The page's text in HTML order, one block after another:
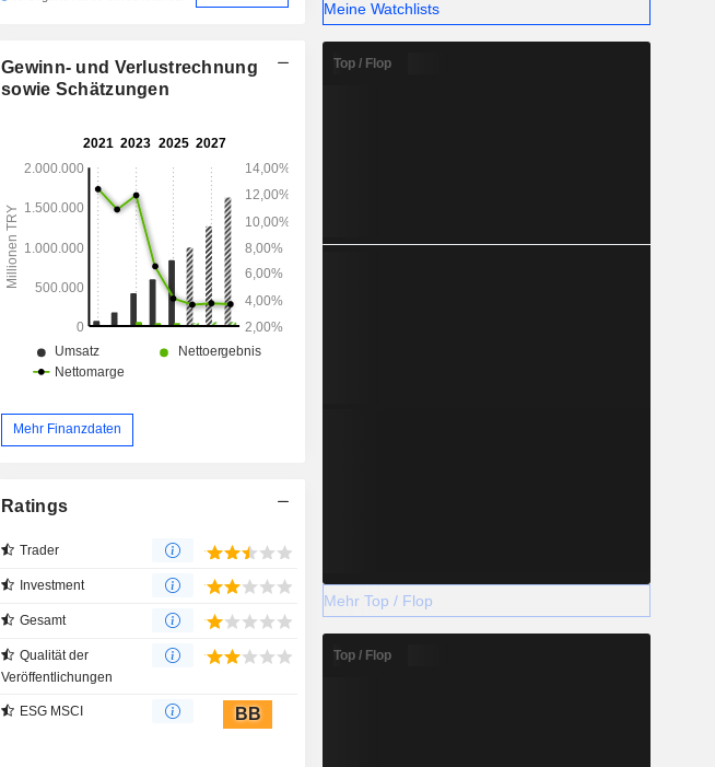
Gewinn- und Verlustrechnung
sowie Schätzungen
Mehr Finanzdaten
Ratings
Trader
Investment
Gesamt
Qualität der
Veröffentlichungen
ESG MSCI BB
Meine Watchlists
Top / Flop
Mehr Top / Flop
Top / Flop